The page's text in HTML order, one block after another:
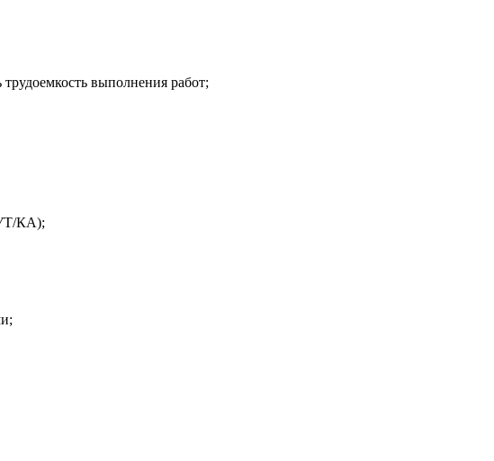
выполнения работ;
КА);